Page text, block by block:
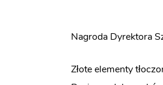
Nagroda Dyrektora
Złote elementy